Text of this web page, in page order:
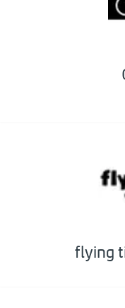
flying